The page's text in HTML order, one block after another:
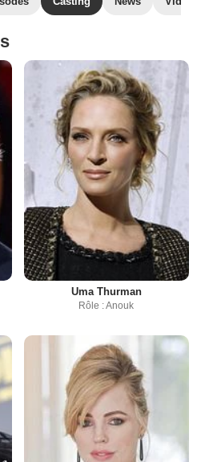
Uma Thurman
Rôle : Anouk